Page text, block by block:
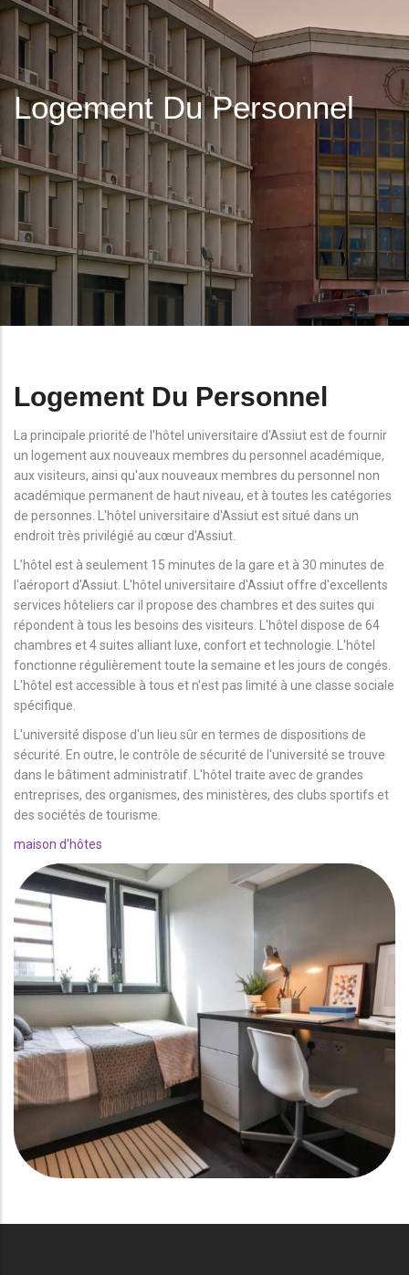
Logement Du Personnel
Logement Du Personnel
La principale priorité de l'hôtel universitaire d'Assiut est de fournir
un logement aux nouveaux membres du personnel académique,
aux visiteurs, ainsi qu'aux nouveaux membres du personnel non
académique permanent de haut niveau, et à toutes les catégories
de personnes. L'hôtel universitaire d'Assiut est situé dans un
endroit très privilégié au cœur d'Assiut.
L’hôtel est à seulement 15 minutes de la gare et à 30 minutes de
l'aéroport d'Assiut. L'hôtel universitaire d'Assiut offre d'excellents
services hôteliers car il propose des chambres et des suites qui
répondent à tous les besoins des visiteurs. L'hôtel dispose de 64
chambres et 4 suites alliant luxe, confort et technologie. L'hôtel
fonctionne régulièrement toute la semaine et les jours de congés.
L'hôtel est accessible à tous et n'est pas limité à une classe sociale
spécifique.
L'université dispose d'un lieu sûr en termes de dispositions de
sécurité. En outre, le contrôle de sécurité de l'université se trouve
dans le bâtiment administratif. L'hôtel traite avec de grandes
entreprises, des organismes, des ministères, des clubs sportifs et
des sociétés de tourisme.
maison d'hôtes